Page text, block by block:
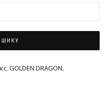
,GOLDEN DRAGON,